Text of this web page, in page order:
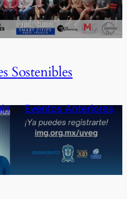
Sostenibles
enEventos Anteriores